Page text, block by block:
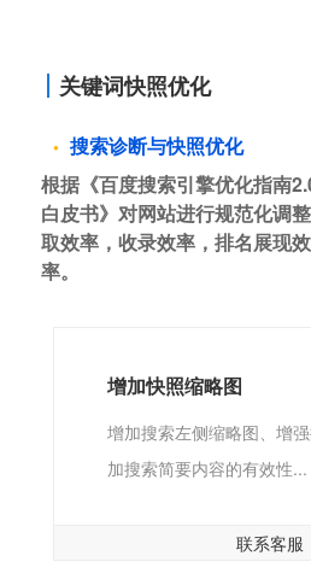
关键词快照优化
搜索诊断与快照优化
根据《百度搜索引擎优化指南
白皮书》对网站进行规范化调
取效率，收录效率，排名展现
率。
增加快照缩略图
增加搜索左侧缩略图、增
加搜索简要内容的有效性...
联系客服